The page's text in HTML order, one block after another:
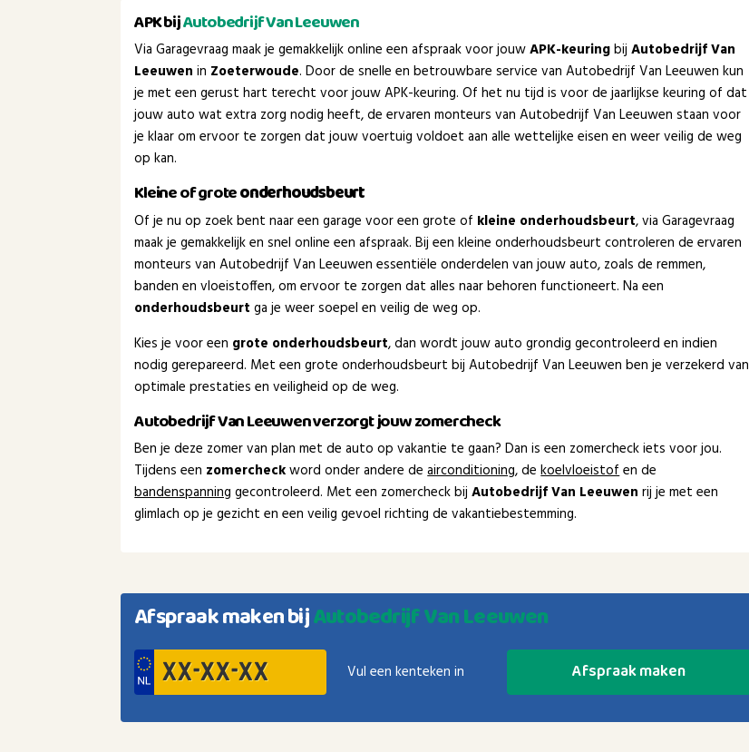
APK bijAutobedrijf Van Leeuwen
Via Garagevraag maak je gemakkelijk online een afspraak voor jouwAPK-keuringbijAutobedrijf Van
Leeuwen in Zoeterwoude. Door de snelle en betrouwbare service van Autobedrijf Van Leeuwen kun
je met een gerust hart terecht voor jouw APK-keuring. Of het nu tijd is voor de jaarlijkse keuring of dat
jouw auto wat extra zorg nodig heeft, de ervaren monteurs van Autobedrijf Van Leeuwen staan voor
je klaar om ervoor te zorgen dat jouw voertuig voldoet aan alle wettelijke eisen en weer veilig de weg
op kan.
Kleine of groteonderhoudsbeurt
Of je nu op zoek bent naar een garage voor een grote of kleine onderhoudsbeurt, via Garagevraag
maak je gemakkelijk en snel online een afspraak. Bij een kleine onderhoudsbeurt controleren de ervaren
monteurs van Autobedrijf Van Leeuwen essentiële onderdelen van jouw auto, zoals de remmen,
banden en vloeistoffen, om ervoor te zorgen dat alles naar behoren functioneert. Na een
onderhoudsbeurt ga je weer soepel en veilig de weg op.
Kies je voor een grote onderhoudsbeurt, dan wordt jouw auto grondig gecontroleerd en indien
nodig gerepareerd. Met een grote onderhoudsbeurt bij Autobedrijf Van Leeuwen ben je verzekerd van
optimale prestaties en veiligheid op de weg.
Autobedrijf Van Leeuwen verzorgt jouw zomercheck
Ben je deze zomer van plan met de auto op vakantie te gaan? Dan is een zomercheck iets voor jou.
Tijdens een zomercheckword onder andere deairconditioning, dekoelvloeistofen de
bandenspanning gecontroleerd. Met een zomercheck bijAutobedrijf Van Leeuwen rij je met een
glimlach op je gezicht en een veilig gevoel richting de vakantiebestemming.
Afspraak maken bijAutobedrijf Van Leeuwen
Vul een kenteken in Afspraak maken